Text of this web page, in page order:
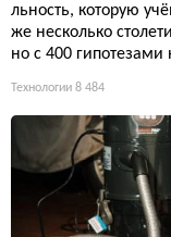
льность, которую
же несколько
но с 400
Технологии 8 484